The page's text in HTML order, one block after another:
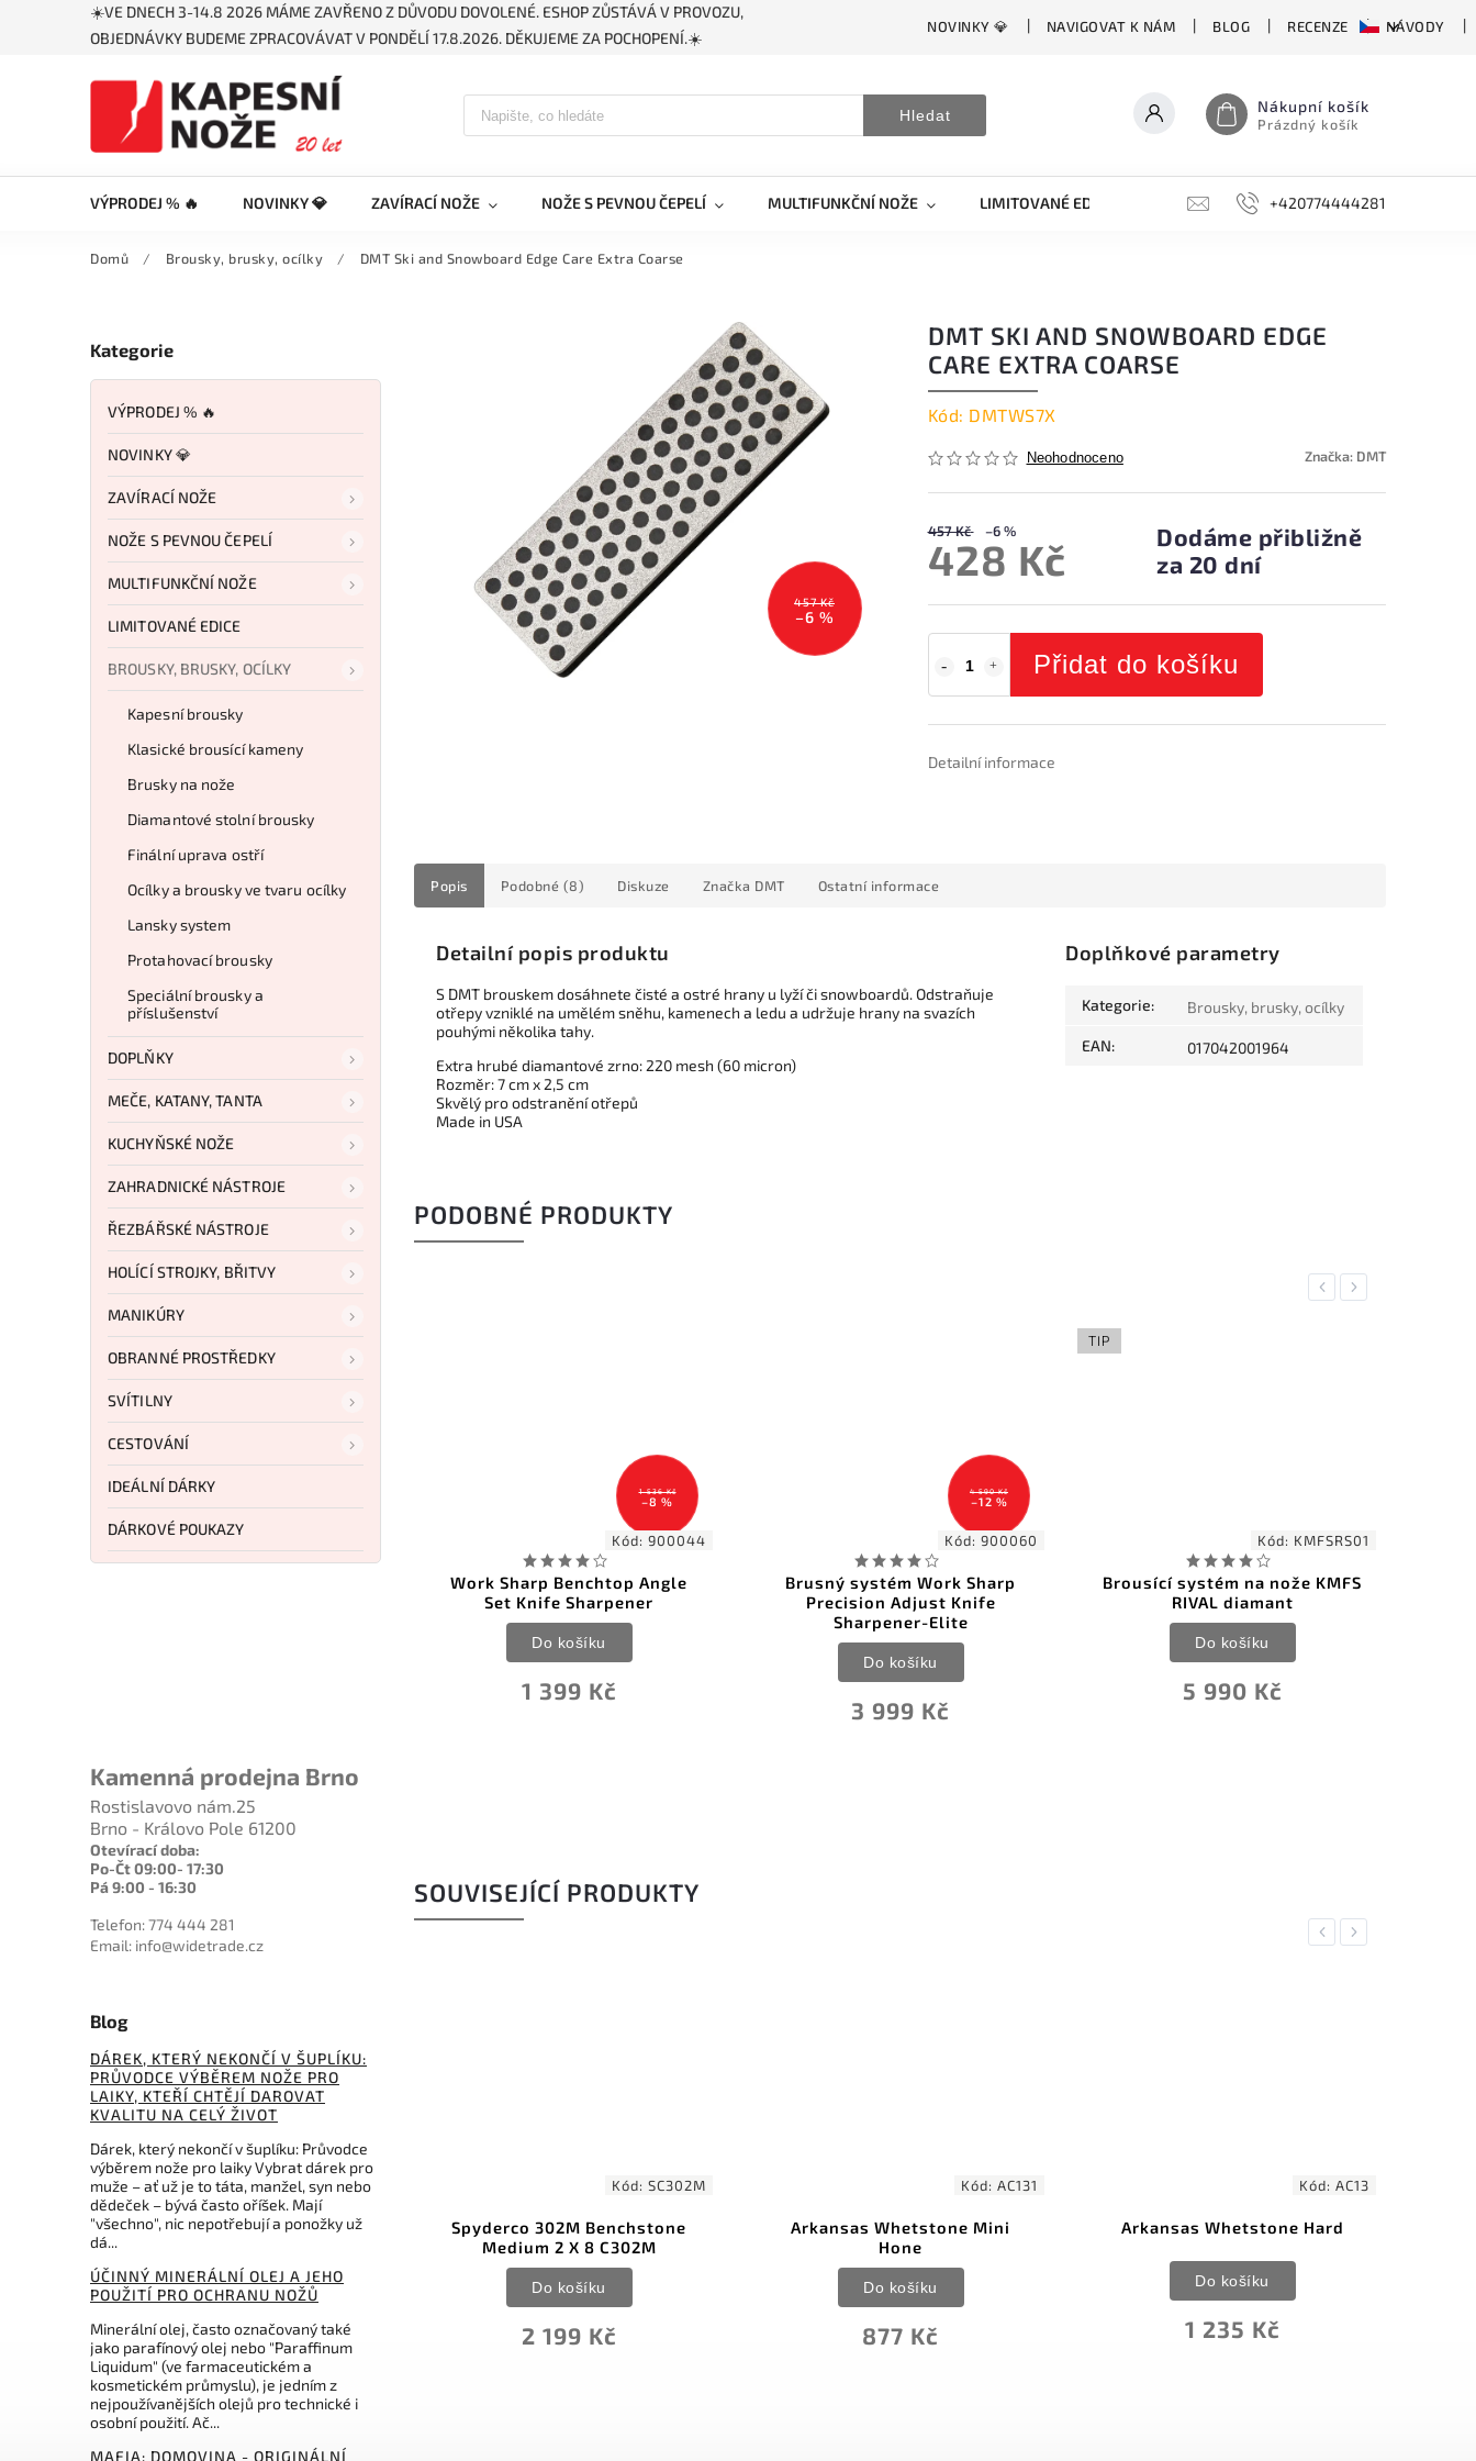
☀️VE DNECH 3-14.8 2026 MÁME ZAVŘENO Z DŮVODU DOVOLENÉ. ESHOP ZŮSTÁVÁ V PROVOZU,
OBJEDNÁVKY BUDEME ZPRACOVÁVAT V PONDĚLÍ 17.8.2026. DĚKUJEME ZA POCHOPENÍ.☀️
NOVINKY 💎 NAVIGOVAT K NÁM BLOG RECENZE NÁVODY
Hledat Nákupní košík
Prázdný košík
VÝPRODEJ % 🔥 NOVINKY 💎 ZAVÍRACÍ NOŽE NOŽE S PEVNOU ČEPELÍ MULTIFUNKČNÍ NOŽE LIMITOVANÉ EDICE BROUSKY, BRUSKY, OCÍLKY
+420774444281
Domů / Brousky, brusky, ocílky / DMT Ski and Snowboard Edge Care Extra Coarse
Kategorie
VÝPRODEJ % 🔥
NOVINKY 💎
ZAVÍRACÍ NOŽE
NOŽE S PEVNOU ČEPELÍ
MULTIFUNKČNÍ NOŽE
LIMITOVANÉ EDICE
BROUSKY, BRUSKY, OCÍLKY
Kapesní brousky
Klasické brousící kameny
Brusky na nože
Diamantové stolní brousky
Finální uprava ostří
Ocílky a brousky ve tvaru ocílky
Lansky system
Protahovací brousky
Speciální brousky a
příslušenství
DOPLŇKY
MEČE, KATANY, TANTA
KUCHYŇSKÉ NOŽE
ZAHRADNICKÉ NÁSTROJE
ŘEZBÁŘSKÉ NÁSTROJE
HOLÍCÍ STROJKY, BŘITVY
MANIKÚRY
OBRANNÉ PROSTŘEDKY
SVÍTILNY
CESTOVÁNÍ
IDEÁLNÍ DÁRKY
DÁRKOVÉ POUKAZY
Kamenná prodejna Brno
Rostislavovo nám.25
Brno - Královo Pole 61200
Otevírací doba:
Po-Čt 09:00- 17:30
Pá 9:00 - 16:30
Telefon: 774 444 281
Email: info@widetrade.cz
Blog
DÁREK, KTERÝ NEKONČÍ V ŠUPLÍKU:
PRŮVODCE VÝBĚREM NOŽE PRO
LAIKY, KTEŘÍ CHTĚJÍ DAROVAT
KVALITU NA CELÝ ŽIVOT
Dárek, který nekončí v šuplíku: Průvodce
výběrem nože pro laiky Vybrat dárek pro
muže – ať už je to táta, manžel, syn nebo
dědeček – bývá často oříšek. Mají
"všechno", nic nepotřebují a ponožky už
dá...
ÚČINNÝ MINERÁLNÍ OLEJ A JEHO
POUŽITÍ PRO OCHRANU NOŽŮ
Minerální olej, často označovaný také
jako parafínový olej nebo "Paraffinum
Liquidum" (ve farmaceutickém a
kosmetickém průmyslu), je jedním z
nejpoužívanějších olejů pro technické i
osobní použití. Ač...
MAFIA: DOMOVINA - ORIGINÁLNÍ
457 Kč
–6 %
DMT SKI AND SNOWBOARD EDGE
CARE EXTRA COARSE
Kód: DMTWS7X
Neohodnoceno Značka: DMT
457 Kč –6 %
428 Kč
Dodáme přibližně
za 20 dní
Přidat do košíku
Detailní informace
Popis Podobné (8) Diskuze Značka DMT Ostatní informace
Detailní popis produktu
S DMT brouskem dosáhnete čisté a ostré hrany u lyží či snowboardů. Odstraňuje
otřepy vzniklé na umělém sněhu, kamenech a ledu a udržuje hrany na svazích
pouhými několika tahy.
Extra hrubé diamantové zrno: 220 mesh (60 micron)
Rozměr: 7 cm x 2,5 cm
Skvělý pro odstranění otřepů
Made in USA
Doplňkové parametry
Kategorie: Brousky, brusky, ocílky
EAN: 017042001964
PODOBNÉ PRODUKTY
Previous
4 590 Kč
–12 %
Kód:900060
Brusný systém Work Sharp
Precision Adjust Knife
Sharpener-Elite
Do košíku
Kód:KMFSRS01
Brousící systém na nože KMFS
RIVAL diamant
5 990 Kč
Do košíku
Kód:KMFSVACOKITPC02
KMFS Vantaedge Competition
Kit, 5 kusů
2 970 Kč
Do košíku
Next
SOUVISEJÍCÍ PRODUKTY
Previous
WBK415 Kód:
Spyderco 302M Benchstone
2 199 Kč
Do košíku
Kód:
Arkansas Whetstone Mini
Hone
877 Kč
Do košíku
Kód:
Arkansas Whetstone Hard
1 235 Kč
Do košíku
Kód:
Soft Arkansas BenchStone 6x2
659 Kč
Do košíku
Next